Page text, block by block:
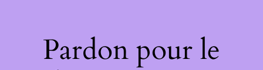
Pardon pour le